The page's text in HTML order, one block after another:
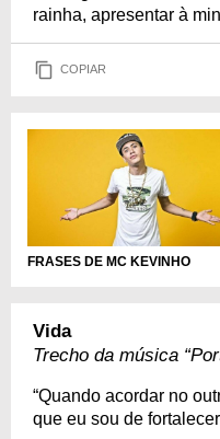
rainha, apresentar à
COPIAR
FRASES DE MC KEVINHO
Vida
Trecho da música
“Quando acordar no
que eu sou de